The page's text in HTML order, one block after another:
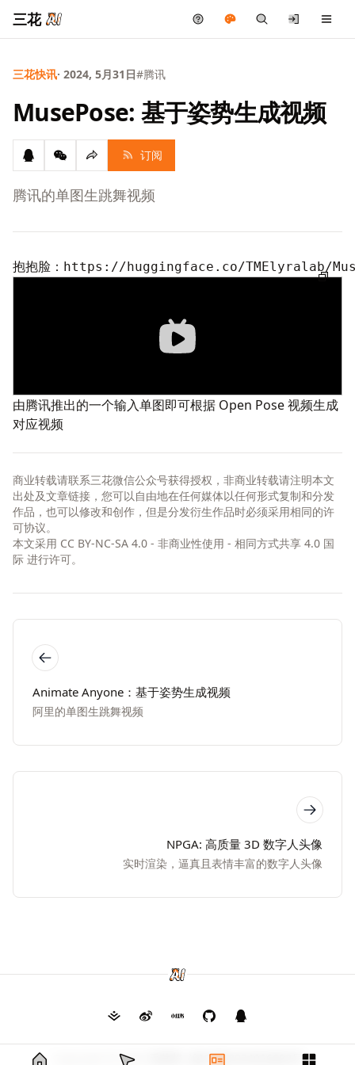
三花
三花快讯· 2024, 5月31日#腾讯
MusePose: 基于姿势生成视频
订阅
腾讯的单图生跳舞视频
抱抱脸： https://huggingface.co/TMElyralab/
由腾讯推出的一个输入单图即可根据 Open Pose 视频生成
对应视频
商业转载请联系三花微信公众号获得授权，非商业转载请注明本文
出处及文章链接，您可以自由地在任何媒体以任何形式复制和分发
作品，也可以修改和创作，但是分发衍生作品时必须采用相同的许
可协议。
本文采用 CC BY-NC-SA 4.0 - 非商业性使用 - 相同方式共享 4.0 国
际 进行许可。
Animate Anyone：基于姿势生成视频
阿里的单图生跳舞视频
NPGA: 高质量 3D 数字人头像
实时渲染，逼真且表情丰富的数字人头像
Copyright © 2026 渝ICP备2024026682号